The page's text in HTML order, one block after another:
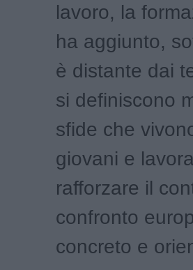
lavoro, la
ha aggiunto,
è distante dai
si definiscono
sfide che
giovani e
rafforzare il
confronto
concreto e